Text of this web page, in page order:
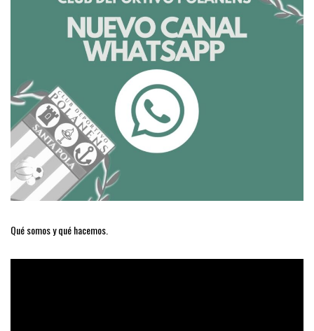
Qué somos y qué hacemos.